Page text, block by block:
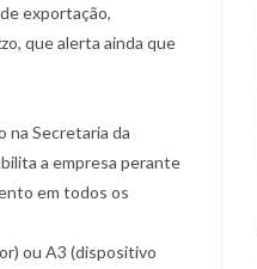
exportação,
que alerta ainda que
na Secretaria da
a empresa perante
em todos os
ou A3 (dispositivo